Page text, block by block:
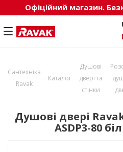
Офіційний магазин.
Сантехніка
Ravak
- Каталог -
Душові
двері та
стінки
-
Душові двері
ASDP3-80